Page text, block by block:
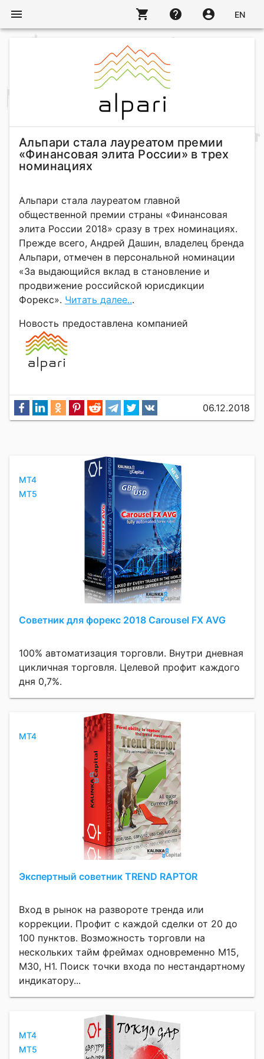
menu shopping_cart help account_circle EN
Альпари стала лауреатом премии
«Финансовая элита России» в трех
номинациях
Альпари стала лауреатом главной
общественной премии страны «Финансовая
элита России 2018» сразу в трех номинациях.
Прежде всего, Андрей Дашин, владелец бренда
Альпари, отмечен в персональной номинации
«За выдающийся вклад в становление и
продвижение российской юрисдикции
Форекс». Читать далее...
Новость предоставлена компанией
06.12.2018
MT4
MT5
Советник для форекс 2018 Carousel FX AVG
100% автоматизация торговли. Внутри дневная
цикличная торговля. Целевой профит каждого
дня 0,7%.
MT4
Экспертный советник TREND RAPTOR
Вход в рынок на развороте тренда или
коррекции. Профит с каждой сделки от 20 до
100 пунктов. Возможность торговли на
нескольких тайм фреймах одновременно M15,
M30, H1. Поиск точки входа по нестандартному
индикатору...
MT4
MT5